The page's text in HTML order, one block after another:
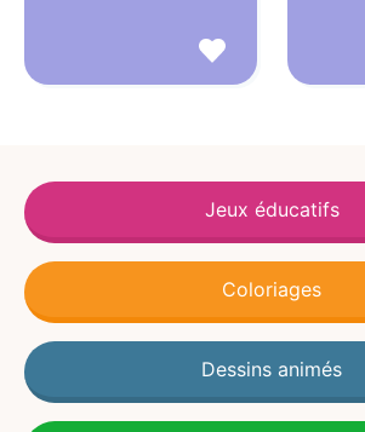
Jeux éducatifs
Coloriages
Dessins animés